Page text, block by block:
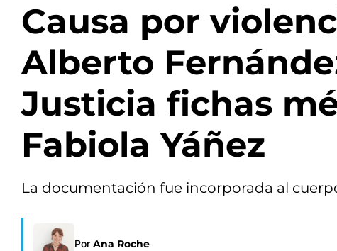
Causa por
Alberto
Justicia fichas
Fabiola Yáñez
La documentación fue incorporada al
Por Ana Roche